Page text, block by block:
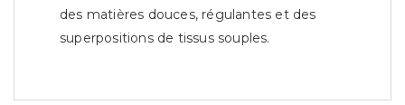
des matières douces, régulantes et des
superpositions de tissus souples.